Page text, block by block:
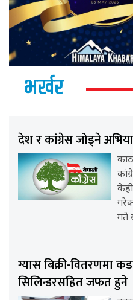
भर्खर
देश र कांग्रेस जोड्ने
गते
ग्यास बिक्री-वितरणमा
सिलिन्डरसहित जफत हुने